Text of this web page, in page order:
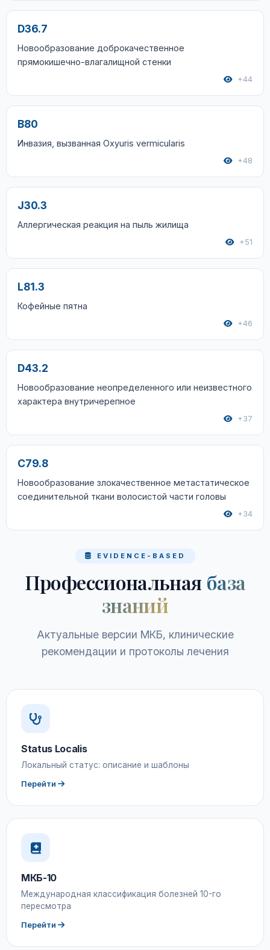
D36.7
Новообразование доброкачественное
прямокишечно-влагалищной стенки
+44
B80
Инвазия, вызванная Oxyuris vermicularis
+48
J30.3
Аллергическая реакция на пыль жилища
+51
L81.3
Кофейные пятна
+46
D43.2
Новообразование неопределенного или неизвестного
характера внутричерепное
+37
C79.8
Новообразование злокачественное метастатическое
соединительной ткани волосистой части головы
+34
EVIDENCE-BASED
Профессиональная база
знаний
Актуальные версии МКБ, клинические
рекомендации и протоколы лечения
Status Localis
Локальный статус: описание и шаблоны
Перейти
МКБ-10
Международная классификация болезней 10-го
пересмотра
Перейти